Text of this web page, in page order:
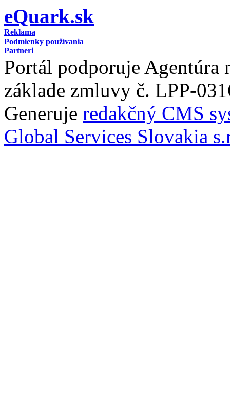
eQuark.sk
Reklama
Podmienky používania
Partneri
Portál podporuje Agentúra
základe zmluvy č. LPP-
Generuje redakčný CMS
Global Services Slovakia